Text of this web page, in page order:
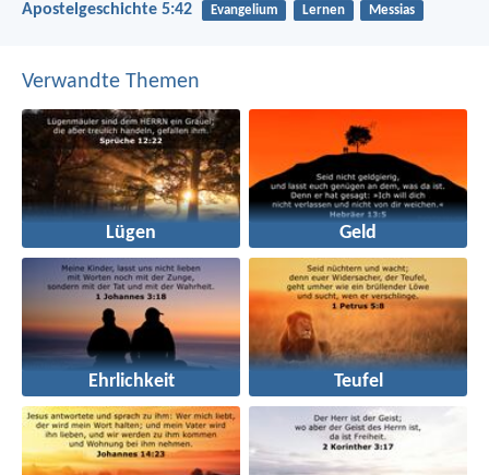
Apostelgeschichte 5:42 Evangelium Lernen Messias
Verwandte Themen
Lügen Geld
Ehrlichkeit Teufel